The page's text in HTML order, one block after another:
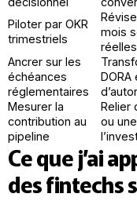
Piloter par OKR
trimestriels
mois
Ancrer sur les
échéances
réglementaires
Mesurer la
contribution au
pipeline
Relier
ou
Ce que j’ai
des fintechs